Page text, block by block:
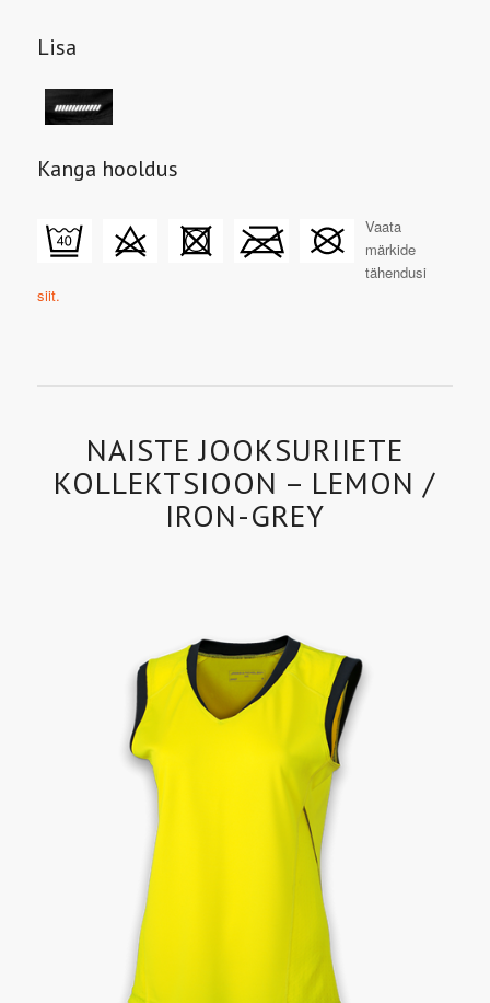
Lisa
Kanga hooldus
Vaata
märkide
tähendusi
siit.
NAISTE JOOKSURIIETE
KOLLEKTSIOON – LEMON /
IRON-GREY